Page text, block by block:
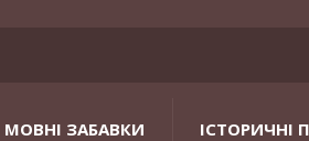
МОВНІ ЗАБАВКИ ІСТОРИЧНІ